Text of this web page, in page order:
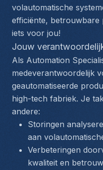
volautomatische
efficiënte, betrouwbare
iets voor jou!
Jouw
Als Automation
medeverantwoordelijk
geautomatiseerde
high-tech fabriek. Je
andere:
Storingen
aan
Verbeteringen
kwaliteit en